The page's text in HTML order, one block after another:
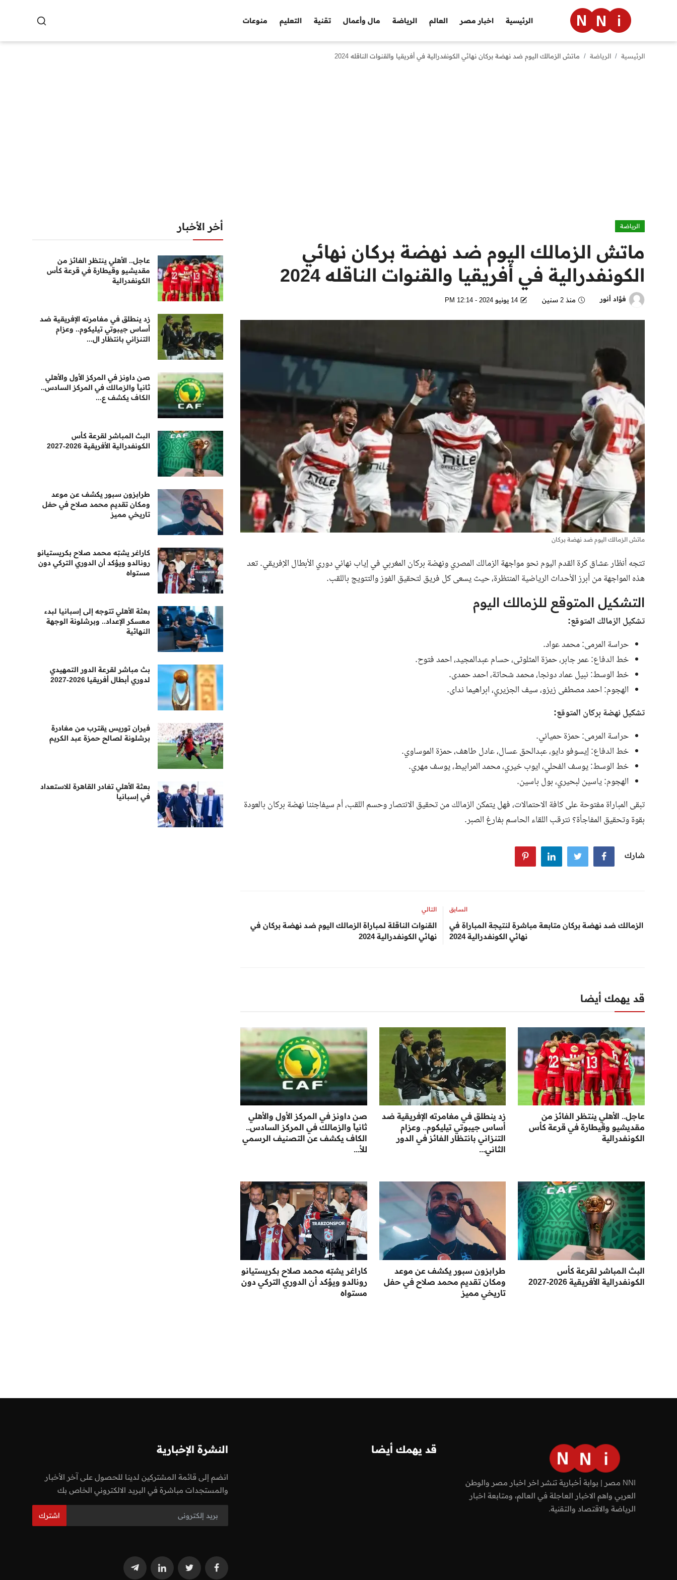
الرئيسية اخبار مصر العالم الرياضة مال وأعمال تقنية التعليم منوعات
منوعات
الرئيسية الرياضة ماتش الزمالك اليوم ضد نهضة بركان نهائي الكونفدرالية في أفريقيا والقنوات الناقله 2024
الرياضة
ماتش الزمالك اليوم ضد نهضة بركان نهائي
الكونفدرالية في أفريقيا والقنوات الناقله 2024
فؤاد أنور منذ 2 سنين 14 يونيو 2024 - 12:14 PM
ماتش الزمالك اليوم ضد نهضة بركان
تتجه أنظار عشاق كرة القدم اليوم نحومواجهة الزمالك المصري ونهضة بركان المغربي في إياب نهائي دوري الأبطال الإفريقي. تعد
هذه المواجهة من أبرز الأحداث الرياضية المنتظرة، حيث يسعى كل فريق لتحقيق الفوز والتتويج باللقب.
التشكيل المتوقع للزمالك اليوم
تشكيل الزمالك المتوقع:
حراسة المرمى: محمد عواد.
خط الدفاع: عمر جابر، حمزة المثلوثى، حسام عبدالمجيد، احمد فتوح.
خط الوسط: نبيل عماد دونجا، محمد شحاتة، احمد حمدى.
الهجوم: احمد مصطفى زيزو، سيف الجزيري، ابراهيما نداى.
تشكيل نهضة بركان المتوقع:
حراسة المرمى: حمزة حمياني.
خط الدفاع: إيسوفو دايو، عبدالحق عسال، عادل طاهف، حمزة الموساوي.
خط الوسط: يوسف الفحلي، ايوب خيري، محمد المرابيط، يوسف مهري.
الهجوم: ياسين لبحيري، بول باسين.
تبقى المباراة مفتوحة على كافة الاحتمالات، فهل يتمكن الزمالك من تحقيق الانتصار وحسم اللقب، أم سيفاجئنا نهضة بركان بالعودة
بقوة وتحقيق المفاجأة؟ نترقب اللقاء الحاسم بفارغ الصبر.
شارك
السابق
الزمالك ضد نهضة بركان متابعة مباشرة لنتيجة المباراة في
نهائي الكونفدرالية 2024
التالي
القنوات الناقلة لمباراة الزمالك اليوم ضد نهضة بركان في
نهائي الكونفدرالية 2024
قد يهمك أيضا
عاجل.. الأهلي ينتظر الفائز من
مقديشيو وقيطارة في قرعة كأس
الكونفدرالية
زد ينطلق في مغامرته الإفريقية ضد
أساس جيبوتي تيليكوم.. وعزام
التنزاني بانتظار الفائز في الدور
الثاني...
صن داونز في المركز الأول والأهلي
ثانياً والزمالك في المركز السادس..
الكاف يكشف عن التصنيف الرسمي
للأ...
البث المباشر لقرعة كأس
الكونفدرالية الأفريقية 2026-2027
طرابزون سبور يكشف عن موعد
ومكان تقديم محمد صلاح في حفل
تاريخي مميز
كاراغر يشبّه محمد صلاح بكريستيانو
رونالدو ويؤكد أن الدوري التركي دون
مستواه
أخر الأخبار
عاجل.. الأهلي ينتظر الفائز من
مقديشيو وقيطارة في قرعة كأس
الكونفدرالية
زد ينطلق في مغامرته الإفريقية ضد
أساس جيبوتي تيليكوم.. وعزام
التنزاني بانتظار ال...
صن داونز في المركز الأول والأهلي
ثانياً والزمالك في المركز السادس..
الكاف يكشف ع...
البث المباشر لقرعة كأس
الكونفدرالية الأفريقية 2026-2027
طرابزون سبور يكشف عن موعد
ومكان تقديم محمد صلاح في حفل
تاريخي مميز
كاراغر يشبّه محمد صلاح بكريستيانو
رونالدو ويؤكد أن الدوري التركي دون
مستواه
بعثة الأهلي تتوجه إلى إسبانيا لبدء
معسكر الإعداد.. وبرشلونة الوجهة
النهائية
بث مباشر لقرعة الدور التمهيدي
لدوري أبطال أفريقيا 2026-2027
فيران توريس يقترب من مغادرة
برشلونة لصالح حمزة عبد الكريم
بعثة الأهلي تغادر القاهرة للاستعداد
في إسبانيا
NNI مصر | بوابة أخبارية تنشر اخر اخبار مصر والوطن
العربي واهم الاخبار العاجلة في العالم، ومتابعة اخبار
الرياضة والاقتصاد والتقنية.
قد يهمك أيضا النشرة الإخبارية
انضم إلى قائمة المشتركين لدينا للحصول على آخر الأخبار
والمستجدات مباشرة في البريد الالكتروني الخاص بك
اشترك